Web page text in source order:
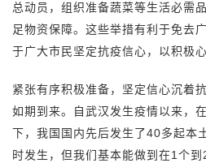
总动员，组织准备蔬菜等生活必需
足物资保障。这些举措有利于免去
于广大市民坚定抗疫信心，以积极
紧张有序积极准备，坚定信心沉着
如期到来。自武汉发生疫情以来，
下，我国国内先后发生了40多起本
时发生，但我们基本能做到在1个到